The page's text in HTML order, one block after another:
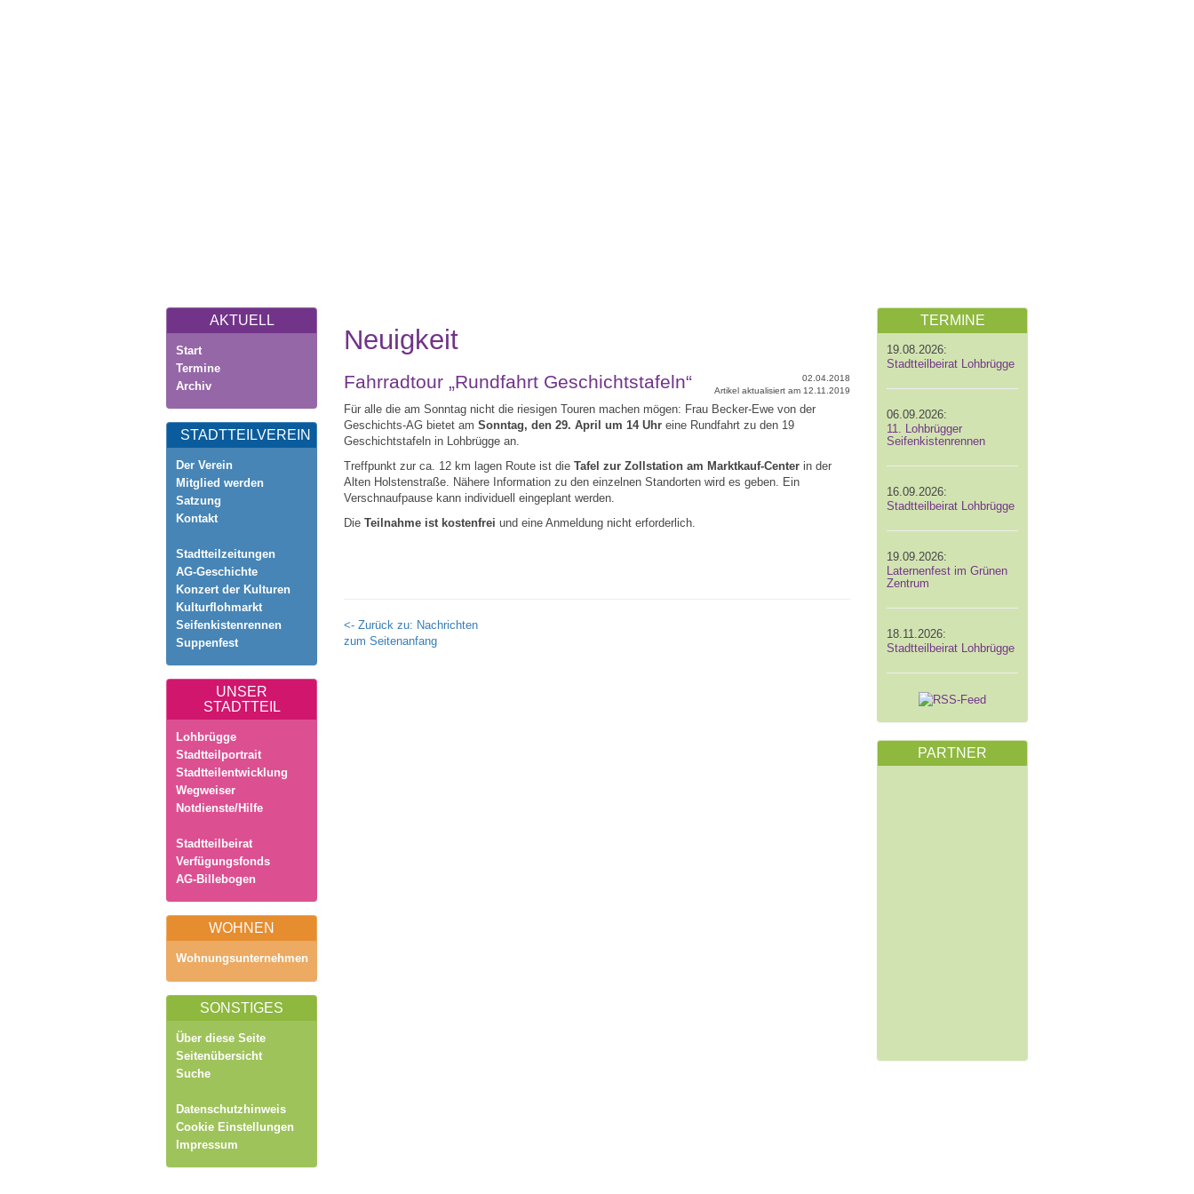
AKTUELL
Start
Termine
Archiv
STADTTEILVEREIN
Der Verein
Mitglied werden
Satzung
Kontakt
Stadtteilzeitungen
AG-Geschichte
Konzert der Kulturen
Kulturflohmarkt
Seifenkistenrennen
Suppenfest
UNSER
STADTTEIL
Lohbrügge
Stadtteilportrait
Stadtteilentwicklung
Wegweiser
Notdienste/Hilfe
Stadtteilbeirat
Verfügungsfonds
AG-Billebogen
WOHNEN
Wohnungsunternehmen
SONSTIGES
Über diese Seite
Seitenübersicht
Suche
Datenschutzhinweis
Cookie Einstellungen
Impressum
Neuigkeit
02.04.2018
Artikel aktualisiert am 12.11.2019
Fahrradtour „Rundfahrt Geschichtstafeln“
Für alle die am Sonntag nicht die riesigen Touren machen mögen: Frau Becker-Ewe von der
Geschichts-AG bietet am Sonntag, den 29. April um 14 Uhr eine Rundfahrt zu den 19
Geschichtstafeln in Lohbrügge an.
Treffpunkt zur ca. 12 km lagen Route ist die Tafel zur Zollstation am Marktkauf-Center in der
Alten Holstenstraße. Nähere Information zu den einzelnen Standorten wird es geben. Ein
Verschnaufpause kann individuell eingeplant werden.
Die Teilnahme ist kostenfrei und eine Anmeldung nicht erforderlich.
<- Zurück zu: Nachrichten
zum Seitenanfang
TERMINE
19.08.2026:
Stadtteilbeirat Lohbrügge
06.09.2026:
11. Lohbrügger
Seifenkistenrennen
16.09.2026:
Stadtteilbeirat Lohbrügge
19.09.2026:
Laternenfest im Grünen
Zentrum
18.11.2026:
Stadtteilbeirat Lohbrügge
PARTNER